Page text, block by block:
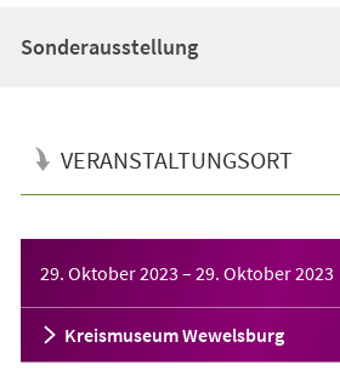
Sonderausstellung
VERANSTALTUNGSORT
29. Oktober 2023 – 29. Oktober 2023
Kreismuseum Wewelsburg